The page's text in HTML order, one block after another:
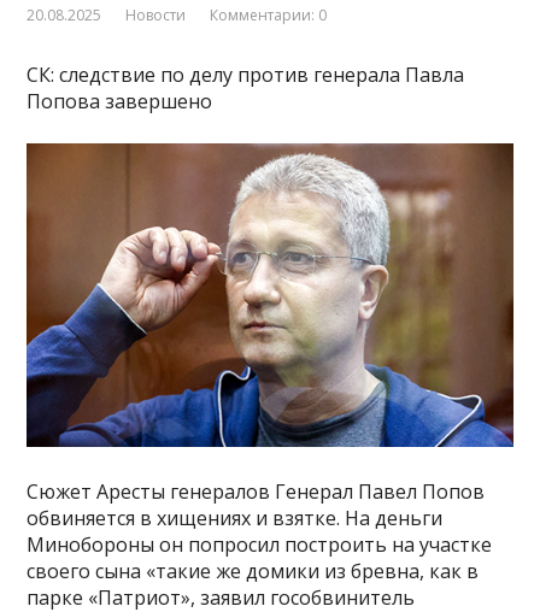
20.08.2025 Новости Комментарии: 0
СК: следствие по делу против генерала Павла
Попова завершено
Сюжет Аресты генералов Генерал Павел Попов
обвиняется в хищениях и взятке. На деньги
Минобороны он попросил построить на участке
своего сына «такие же домики из бревна, как в
парке «Патриот», заявил гособвинитель